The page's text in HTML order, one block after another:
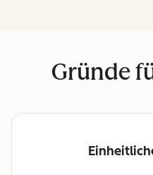
Gründe